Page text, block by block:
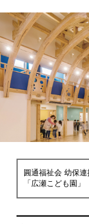
圓通福祉会 幼保
「広瀬こども園」